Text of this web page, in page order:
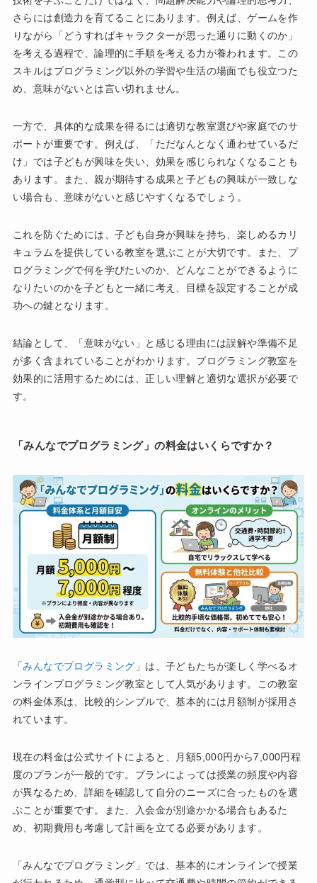
さらには創造力を育てることにあります。例えば、ゲームを作
りながら「どうすればキャラクターが思った通りに動くのか」
を考える過程で、論理的に手順を考える力が養われます。この
スキルはプログラミング以外の学習や生活の場面でも役立つた
め、意味がないとは言い切れません。
一方で、具体的な成果を得るには適切な教室選びや家庭でのサ
ポートが重要です。例えば、「ただなんとなく通わせているだ
け」では子どもが興味を失い、効果を感じられなくなることも
あります。また、親が期待する成果と子どもの興味が一致しな
い場合も、意味がないと感じやすくなるでしょう。
これを防ぐためには、子ども自身が興味を持ち、楽しめるカリ
キュラムを提供している教室を選ぶことが大切です。また、プ
ログラミングで何を学びたいのか、どんなことができるように
なりたいのかを子どもと一緒に考え、目標を設定することが成
功への鍵となります。
結論として、「意味がない」と感じる理由には誤解や準備不足
が多く含まれていることがわかります。プログラミング教室を
効果的に活用するためには、正しい理解と適切な選択が必要で
す。
「みんなでプログラミング」の料金はいくらですか？
「みんなでプログラミング 」は、子どもたちが楽しく学べるオ
ンラインプログラミング教室として人気があります。この教室
の料金体系は、比較的シンプルで、基本的には月額制が採用さ
れています。
現在の料金は公式サイトによると、月額5,000円から7,000円程
度のプランが一般的です。プランによっては授業の頻度や内容
が異なるため、詳細を確認して自分のニーズに合ったものを選
ぶことが重要です。また、入会金が別途かかる場合もあるた
め、初期費用も考慮して計画を立てる必要があります。
「みんなでプログラミング」では、基本的にオンラインで授業